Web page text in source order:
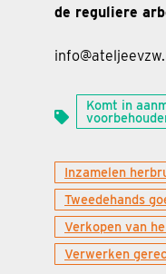
de reguliere
Komt in
Inzamelen
Tweedehands
Verkopen van
Verwerken